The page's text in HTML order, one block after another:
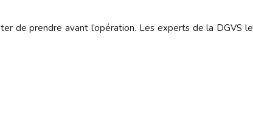
de prendre avant l’opération. Les experts de la DGVS le